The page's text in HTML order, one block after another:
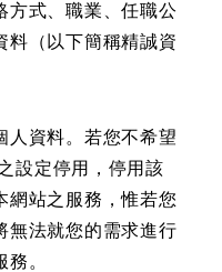
方式、職業、任職公
料（以下簡稱精誠資
人資料。若您不希望
設定停用，停用該
網站之服務，惟若您
無法就您的需求進行
。